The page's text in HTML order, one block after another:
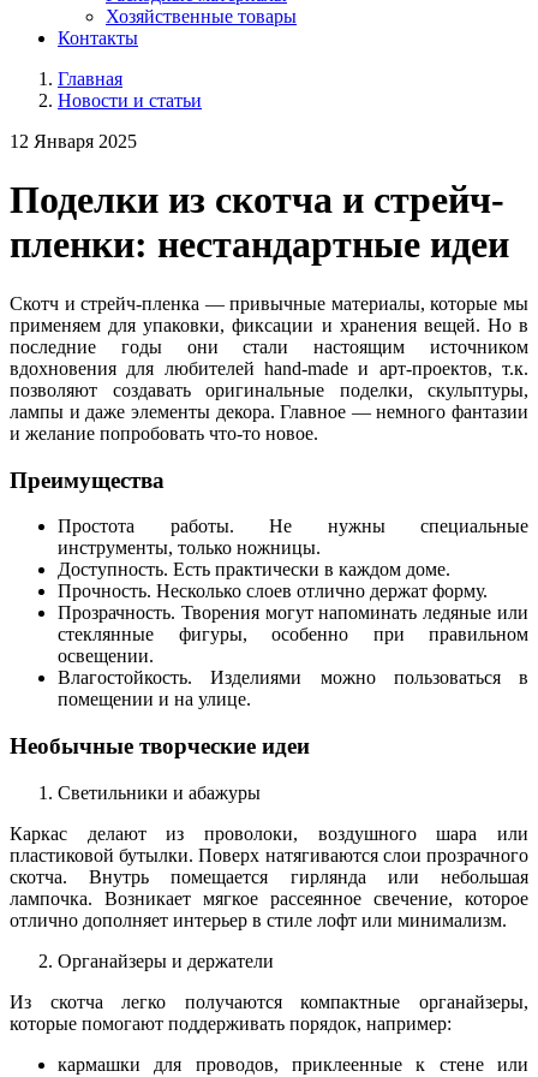
Хозяйственные товары
Контакты
Главная
Новости и статьи
12 Января 2025
Поделки из скотча и стрейч-
пленки: нестандартные идеи
Скотч и стрейч-пленка — привычные материалы, которые мы
применяем для упаковки, фиксации и хранения вещей. Но в
последние годы они стали настоящим источником
вдохновения для любителей hand-made и арт-проектов, т.к.
позволяют создавать оригинальные поделки, скульптуры,
лампы и даже элементы декора. Главное — немного фантазии
и желание попробовать что-то новое.
Преимущества
Простота работы. Не нужны специальные
инструменты, только ножницы.
Доступность. Есть практически в каждом доме.
Прочность. Несколько слоев отлично держат форму.
Прозрачность. Творения могут напоминать ледяные или
стеклянные фигуры, особенно при правильном
освещении.
Влагостойкость. Изделиями можно пользоваться в
помещении и на улице.
Необычные творческие идеи
Светильники и абажуры
Каркас делают из проволоки, воздушного шара или
пластиковой бутылки. Поверх натягиваются слои прозрачного
скотча. Внутрь помещается гирлянда или небольшая
лампочка. Возникает мягкое рассеянное свечение, которое
отлично дополняет интерьер в стиле лофт или минимализм.
Органайзеры и держатели
Из скотча легко получаются компактные органайзеры,
которые помогают поддерживать порядок, например:
кармашки для проводов, приклеенные к стене или